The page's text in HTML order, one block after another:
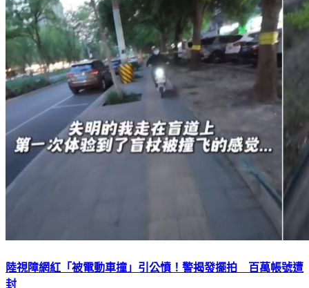
陸視障網紅「被電動車撞」引公憤！警揭發擺拍 百萬帳號遭